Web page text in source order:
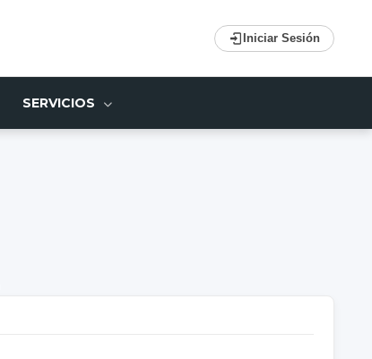
Iniciar Sesión
SERVICIOS